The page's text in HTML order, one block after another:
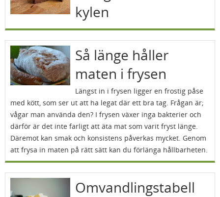
kylen
Så länge håller
maten i frysen
Längst in i frysen ligger en frostig påse
med kött, som ser ut att ha legat där ett bra tag. Frågan är;
vågar man använda den? I frysen växer inga bakterier och
därför är det inte farligt att äta mat som varit fryst länge.
Däremot kan smak och konsistens påverkas mycket. Genom
att frysa in maten på rätt sätt kan du förlänga hållbarheten.
Omvandlingstabell